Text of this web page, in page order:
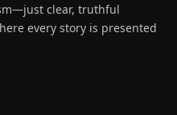
clear, truthful
every story is presented